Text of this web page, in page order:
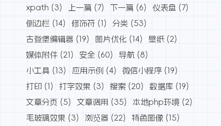
xpath (3) 上一篇 (7) 下一篇 (6) 仪表盘 (7)
侧边栏 (14) 修饰符 (1) 分类 (53)
古登堡编辑器 (19) 图片优化 (14) 壁纸 (2)
媒体附件 (21) 安全 (60) 导航 (8)
小工具 (13) 应用示例 (4) 微信小程序 (19)
打印 (1) 打字效果 (3) 搜索 (20) 数据库 (19)
文章分页 (5) 文章调用 (35) 本地php环境 (2)
毛玻璃效果 (3) 浏览器 (22) 特色图像 (15)